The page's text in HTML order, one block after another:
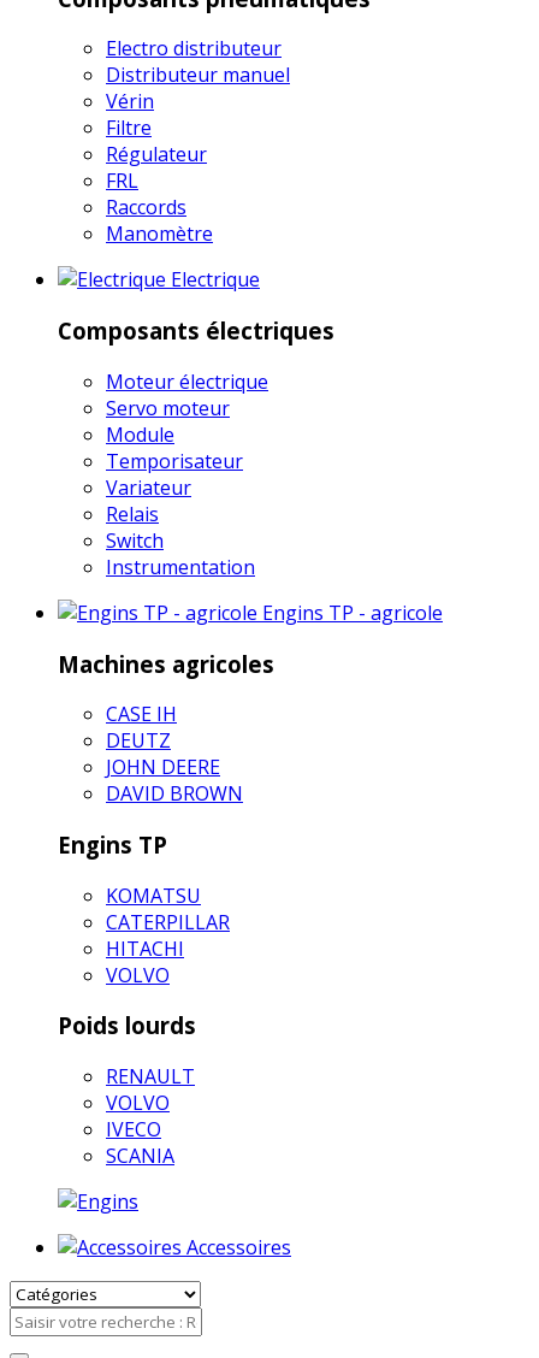
Electro distributeur
Distributeur manuel
Vérin
Filtre
Régulateur
FRL
Raccords
Manomètre
Electrique
Composants électriques
Moteur électrique
Servo moteur
Module
Temporisateur
Variateur
Relais
Switch
Instrumentation
Engins TP - agricole
Machines agricoles
CASE IH
DEUTZ
JOHN DEERE
DAVID BROWN
Engins TP
KOMATSU
CATERPILLAR
HITACHI
VOLVO
Poids lourds
RENAULT
VOLVO
IVECO
SCANIA
Accessoires